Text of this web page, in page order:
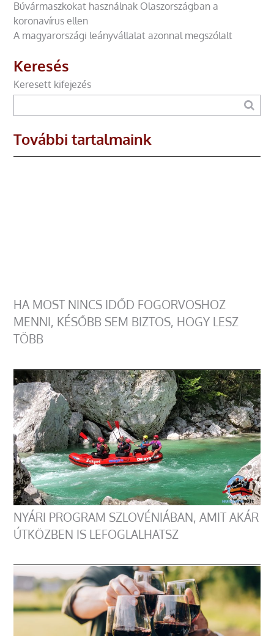
Búvármaszkokat használnak Olaszországban a
koronavírus ellen
A magyarországi leányvállalat azonnal megszólalt
Keresés
Keresett kifejezés
További tartalmaink
HA MOST NINCS IDŐD FOGORVOSHOZ
MENNI, KÉSŐBB SEM BIZTOS, HOGY LESZ
TÖBB
NYÁRI PROGRAM SZLOVÉNIÁBAN, AMIT AKÁR
ÚTKÖZBEN IS LEFOGLALHATSZ